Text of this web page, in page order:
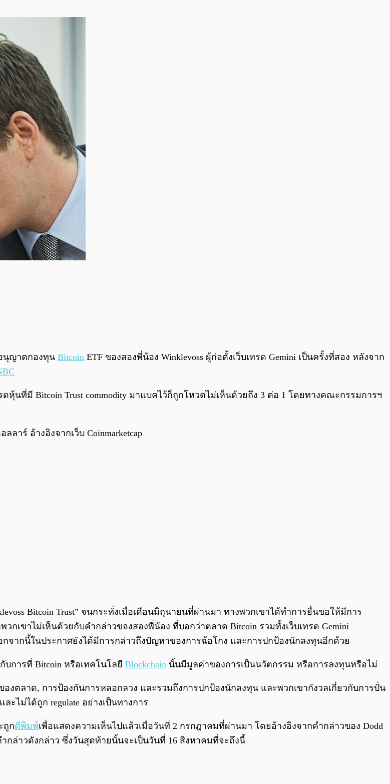
0:00/
นุญาตกองทุน Bitcoin ETF ของสองพี่น้อง Winklevoss ผู้ก่อตั้งเว็บเทรด Gemini เป็นครั้งที่สอง หลังจาก
หุ้นที่มี Bitcoin Trust commodity มาแบคไว้ก็ถูกโหวตไม่เห็นด้วยถึง 3 ต่อ 1 โดยทางคณะกรรมการฯ
าร์ อ้างอิงจากเว็บ Coinmarketcap
Bitcoin Trust” จนกระทั่งเมื่อเดือนมิถุนายนที่ผ่านมา ทางพวกเขาได้ทำการยื่นขอให้มีการ
พวกเขาไม่เห็นด้วยกับคำกล่าวของสองพี่น้อง ที่บอกว่าตลาด Bitcoin รวมทั้งเว็บเทรด Gemini
จากนี้ในประกาศยังได้มีการกล่าวถึงปัญหาของการฉ้อโกง และการปกป้องนักลงทุนอีกด้วย
บการที่ Bitcoin หรือเทคโนโลยี Blockchain นั้นมีมูลค่าของการเป็นนวัตกรรม หรือการลงทุนหรือไม่
งตลาด, การป้องกันการหลอกลวง และรวมถึงการปกป้องนักลงทุน และพวกเขากังวลเกี่ยวกับการปั่น
ะไม่ได้ถูก regulate อย่างเป็นทางการ
ถูกตีพิมพ์เพื่อแสดงความเห็นไปแล้วเมื่อวันที่ 2 กรกฎาคมที่ผ่านมา โดยอ้างอิงจากคำกล่าวของ Dodd
กล่าวดังกล่าว ซึ่งวันสุดท้ายนั้นจะเป็นวันที่ 16 สิงหาคมที่จะถึงนี้